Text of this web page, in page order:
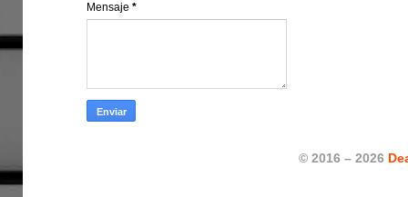
Mensaje *
© 2016 – 2026